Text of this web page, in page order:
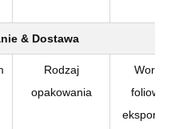
& Dostawa
Rodzaj
opakowania
Worek
foliowy i